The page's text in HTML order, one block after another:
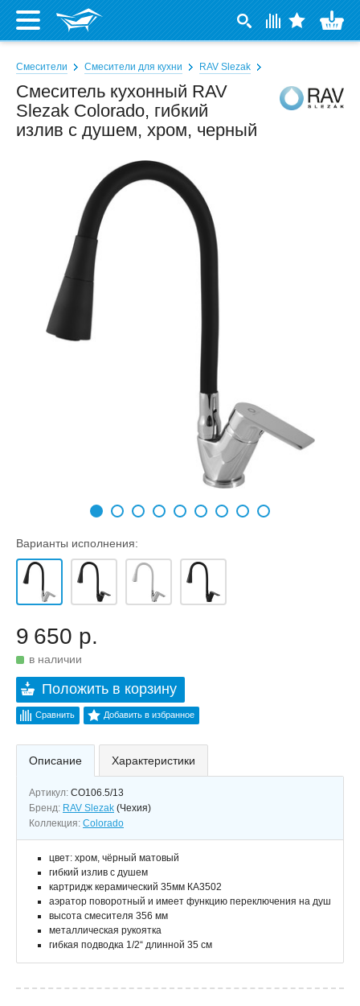
Смесители Смесители для кухни RAV Slezak
Смеситель кухонный RAV
Slezak Colorado, гибкий
излив с душем, хром, черный
Варианты исполнения:
9 650 р.
в наличии
Положить в корзину
Сравнить Добавить в избранное
Описание Характеристики
Артикул: CO106.5/13
Бренд: RAV Slezak (Чехия)
Коллекция: Colorado
цвет: хром, чёрный матовый
гибкий излив с душем
картридж керамический 35мм КА3502
аэратор поворотный и имеет функцию переключения на душ
высота смесителя 356 мм
металлическая рукоятка
гибкая подводка 1/2“ длинной 35 см